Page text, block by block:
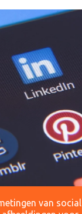
van social